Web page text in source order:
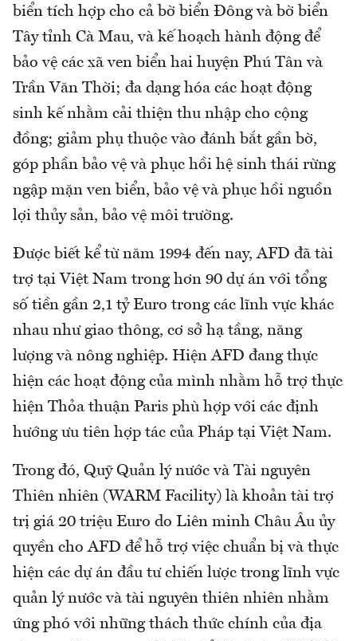
biển tích hợp cho cả bờ biển Đông và bờ biển
Tây tỉnh Cà Mau, và kế hoạch hành động để
bảo vệ các xã ven biển hai huyện Phú Tân và
Trần Văn Thời; đa dạng hóa các hoạt động
sinh kế nhằm cải thiện thu nhập cho cộng
đồng; giảm phụ thuộc vào đánh bắt gần bờ,
góp phần bảo vệ và phục hồi hệ sinh thái rừng
ngập mặn ven biển, bảo vệ và phục hồi nguồn
lợi thủy sản, bảo vệ môi trường.
Được biết kể từ năm 1994 đến nay, AFD đã tài
trợ tại Việt Nam trong hơn 90 dự án với tổng
số tiền gần 2,1 tỷ Euro trong các lĩnh vực khác
nhau như giao thông, cơ sở hạ tầng, năng
lượng và nông nghiệp. Hiện AFD đang thực
hiện các hoạt động của mình nhằm hỗ trợ thực
hiện Thỏa thuận Paris phù hợp với các định
hướng ưu tiên hợp tác của Pháp tại Việt Nam.
Trong đó, Quỹ Quản lý nước và Tài nguyên
Thiên nhiên (WARM Facility) là khoản tài trợ
trị giá 20 triệu Euro do Liên minh Châu Âu ủy
quyền cho AFD để hỗ trợ việc chuẩn bị và thực
hiện các dự án đầu tư chiến lược trong lĩnh vực
quản lý nước và tài nguyên thiên nhiên nhằm
ứng phó với những thách thức chính của địa